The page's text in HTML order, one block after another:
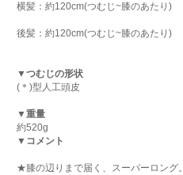
横髪：約120cm(つむじ~膝のあたり)
後髪：約120cm(つむじ~膝のあたり)
▼つむじの形状
(＊)型人工頭皮
▼重量
約520g
▼コメント
★膝の辺りまで届く、スーパーロング。